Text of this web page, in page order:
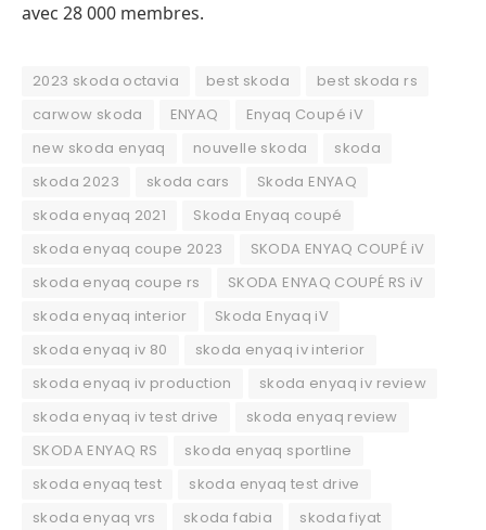
avec 28 000 membres.
2023 skoda octavia best skoda
best skoda rs
carwow skoda
ENYAQ
Enyaq Coupé iV
new skoda enyaq
nouvelle skoda
skoda
skoda 2023
skoda cars
Skoda ENYAQ
skoda enyaq 2021
Skoda Enyaq coupé
skoda enyaq coupe 2023
SKODA ENYAQ COUPÉ iV
skoda enyaq coupe rs
SKODA ENYAQ COUPÉ RS iV
skoda enyaq interior
Skoda Enyaq iV
skoda enyaq iv 80
skoda enyaq iv interior
skoda enyaq iv production
skoda enyaq iv review
skoda enyaq iv test drive
skoda enyaq review
SKODA ENYAQ RS
skoda enyaq sportline
skoda enyaq test
skoda enyaq test drive
skoda enyaq vrs
skoda fabia
skoda fiyat